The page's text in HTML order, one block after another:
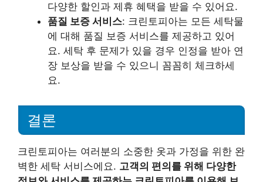
다양한 할인과 제휴 혜택을 받을 수 있어요.
품질 보증 서비스: 크린토피아는 모든 세탁물
에 대해 품질 보증 서비스를 제공하고 있어
요. 세탁 후 문제가 있을 경우 인정을 받아 연
장 보상을 받을 수 있으니 꼼꼼히 체크하세
요.
결론
크린토피아는 여러분의 소중한 옷과 가정을 위한 완
벽한 세탁 서비스에요. 고객의 편의를 위해 다양한